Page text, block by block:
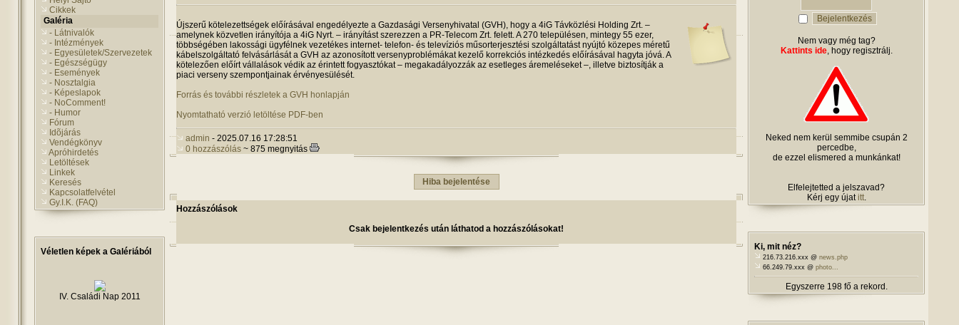
Cikkek
Galéria
- Látnivalók
- Intézmények
- Egyesületek/Szervezetek
- Egészségügy
- Események
- Nosztalgia
- Képeslapok
- NoComment!
- Humor
Fórum
Idõjárás
Vendégkönyv
Apróhirdetés
Letöltések
Linkek
Keresés
Kapcsolatfelvétel
Gy.I.K. (FAQ)
Véletlen képek a Galériából
IV. Családi Nap 2011
Újszerű kötelezettségek előírásával engedélyezte a Gazdasági Versenyhivatal (GVH), hogy a 4iG Távközlési Holding Zrt. –
amelynek közvetlen irányítója a 4iG Nyrt. – irányítást szerezzen a PR-Telecom Zrt. felett. A 270 településen, mintegy 55 ezer,
többségében lakossági ügyfélnek vezetékes internet- telefon- és televíziós műsorterjesztési szolgáltatást nyújtó közepes méretű
kábelszolgáltató felvásárlását a GVH az azonosított versenyproblémákat kezelő korrekciós intézkedés előírásával hagyta jóvá. A
kötelezően előírt vállalások védik az érintett fogyasztókat – megakadályozzák az esetleges áremeléseket –, illetve biztosítják a
piaci verseny szempontjainak érvényesülését.
Forrás és további részletek a GVH honlapján
Nyomtatható verzió letöltése PDF-ben
admin - 2025.07.16 17:28:51
0 hozzászólás ~ 875 megnyitás
Hiba bejelentése
Hozzászólások
Csak bejelentkezés után láthatod a hozzászólásokat!
Nem vagy még tag?
Kattints ide, hogy regisztrálj.
Neked nem kerül semmibe csupán 2
percedbe,
de ezzel elismered a munkánkat!
Elfelejtetted a jelszavad?
Kérj egy újatitt.
Ki, mit néz?
216.73.216.xxx @ news.php
66.249.79.xxx @ photo...
Egyszerre 198 fő a rekord.